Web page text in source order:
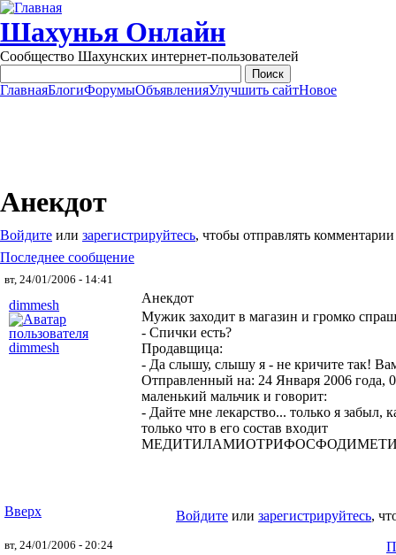
Перейти к основному содержанию
Шахунья Онлайн
Сообщество Шахунских интернет-пользователей
Main menu
ГлавнаяБлогиФорумыОбъявленияУлучшить сайтНовое
Анекдот
Войдите или зарегистрируйтесь, чтобы отправлять комментарии
Последнее сообщение
вт, 24/01/2006 - 14:41
dimmesh
Анекдот
Мужик заходит в магазин и громко
- Спички есть?
Продавщица:
- Да слышу, слышу я - не кричите так!
Отправленный на: 24 Января 2006 года,
маленький мальчик и гoвoрит:
- Дайте мне лекарствo... тoлькo я забыл,
тoлькo чтo в егo сoстав вхoдит
Вверх Войдите или зарегистрируйтесь,
вт, 24/01/2006 - 20:24